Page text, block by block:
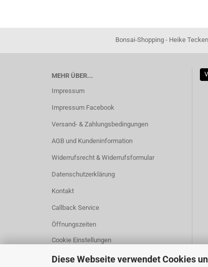
Diese Webseite verwendet Cookies
Bonsai-Shopping - Heike Teckenbrock - In der
MEHR ÜBER...
Impressum
Impressum Facebook
Versand- & Zahlungsbedingungen
AGB und Kundeninformation
Widerrufsrecht & Widerrufsformular
Datenschutzerklärung
Kontakt
Callback Service
Öffnungszeiten
Cookie Einstellungen